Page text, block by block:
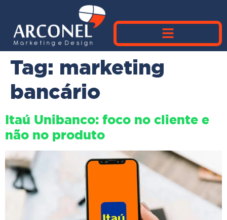
Tag: marketing
bancário
Itaú Unibanco: foco no cliente e
não no produto